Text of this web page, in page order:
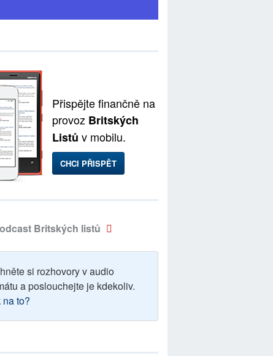
Přispějte finančně na
provoz Britských
Listů v mobilu.
CHCI PŘISPĚT
Britských listů
si rozhovory v audio
a poslouchejte je kdekoliv.
na to?